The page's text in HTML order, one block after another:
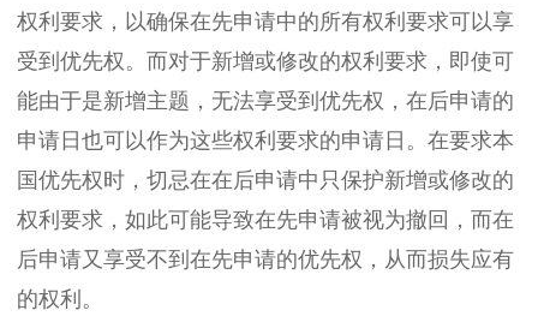
权利要求，以确保在先申请中的所有权利要求可以享
受到优先权。而对于新增或修改的权利要求，即使可
能由于是新增主题，无法享受到优先权，在后申请的
申请日也可以作为这些权利要求的申请日。在要求本
国优先权时，切忌在在后申请中只保护新增或修改的
权利要求，如此可能导致在先申请被视为撤回，而在
后申请又享受不到在先申请的优先权，从而损失应有
的权利。